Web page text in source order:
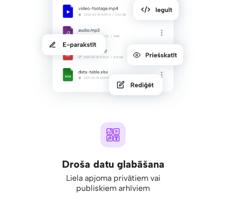
Droša datu glabāšana
Liela apjoma privātiem vai
publiskiem arhīviem